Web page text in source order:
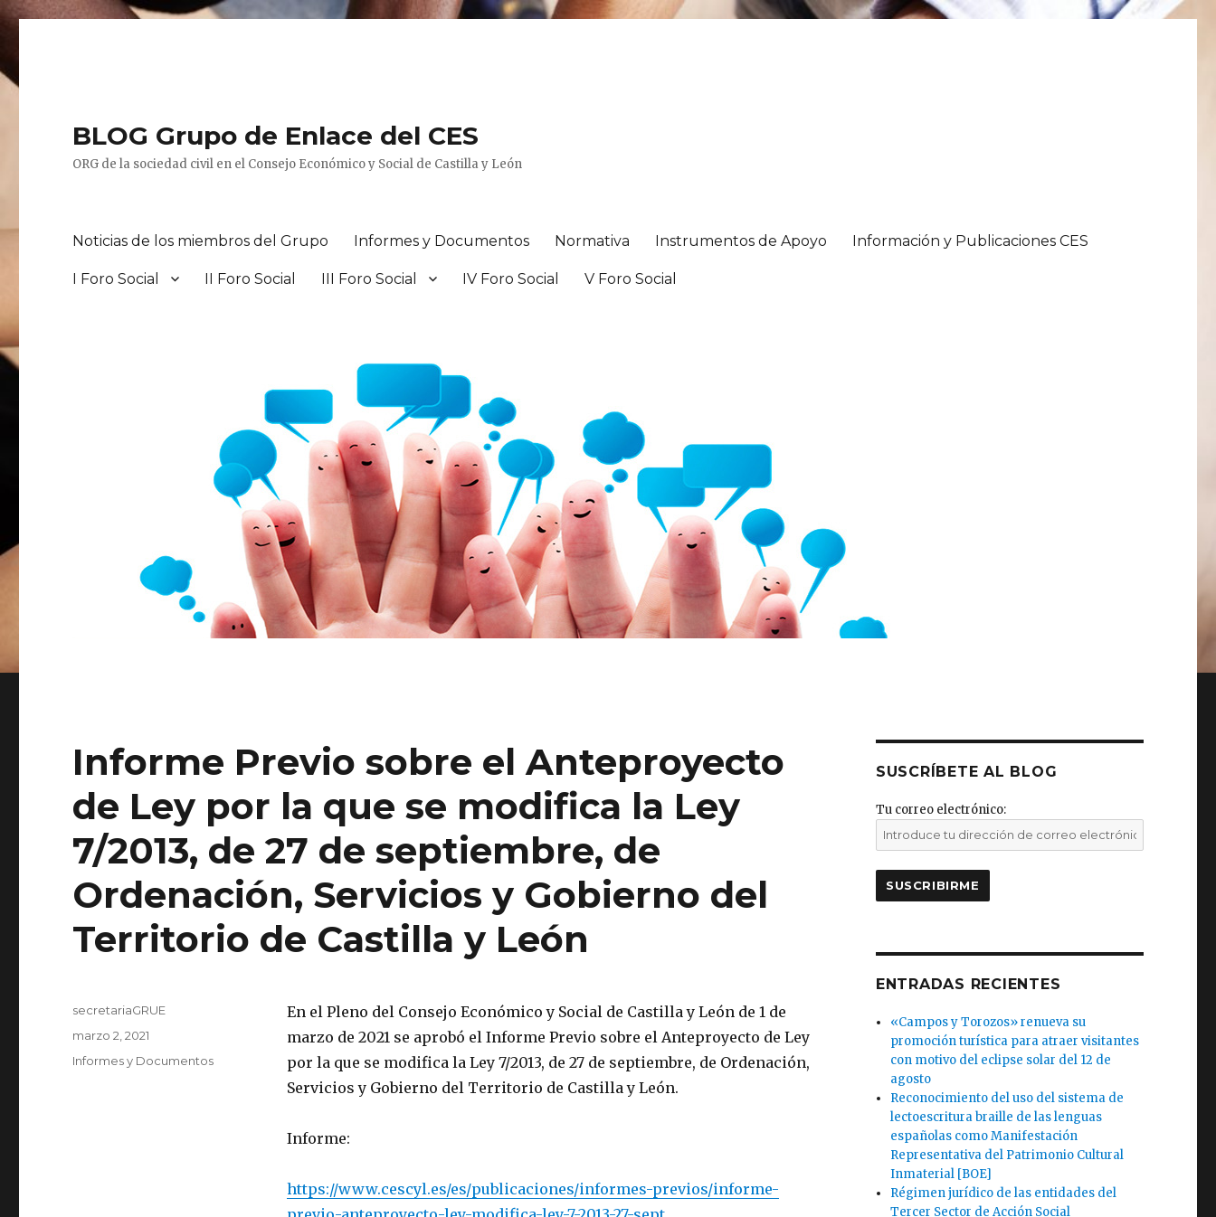
BLOG Grupo de Enlace del CES
ORG de la sociedad civil en el Consejo Económico y Social de Castilla y León
Noticias de los miembros del Grupo Informes y Documentos Normativa Instrumentos de Apoyo Información y Publicaciones CES
I Foro Social II Foro Social III Foro Social IV Foro Social V Foro Social
Informe Previo sobre el Anteproyecto
de Ley por la que se modifica la Ley
7/2013, de 27 de septiembre, de
Ordenación, Servicios y Gobierno del
Territorio de Castilla y León
En el Pleno del Consejo Económico y Social de Castilla y León de 1 de
marzo de 2021 se aprobó el Informe Previo sobre el Anteproyecto de Ley
por la que se modifica la Ley 7/2013, de 27 de septiembre, de Ordenación,
Servicios y Gobierno del Territorio de Castilla y León.
Informe:
https://www.cescyl.es/es/publicaciones/informes-previos/informe-
Autor
secretariaGRUE
Publicado
marzo 2, 2021
Categorías
Informes y Documentos
SUSCRÍBETE AL BLOG
Tu correo electrónico:
ENTRADAS RECIENTES
«Campos y Torozos» renueva su
promoción turística para atraer visitantes
con motivo del eclipse solar del 12 de
agosto
Reconocimiento del uso del sistema de
lectoescritura braille de las lenguas
españolas como Manifestación
Representativa del Patrimonio Cultural
Inmaterial [BOE]
Régimen jurídico de las entidades del
Tercer Sector de Acción Social